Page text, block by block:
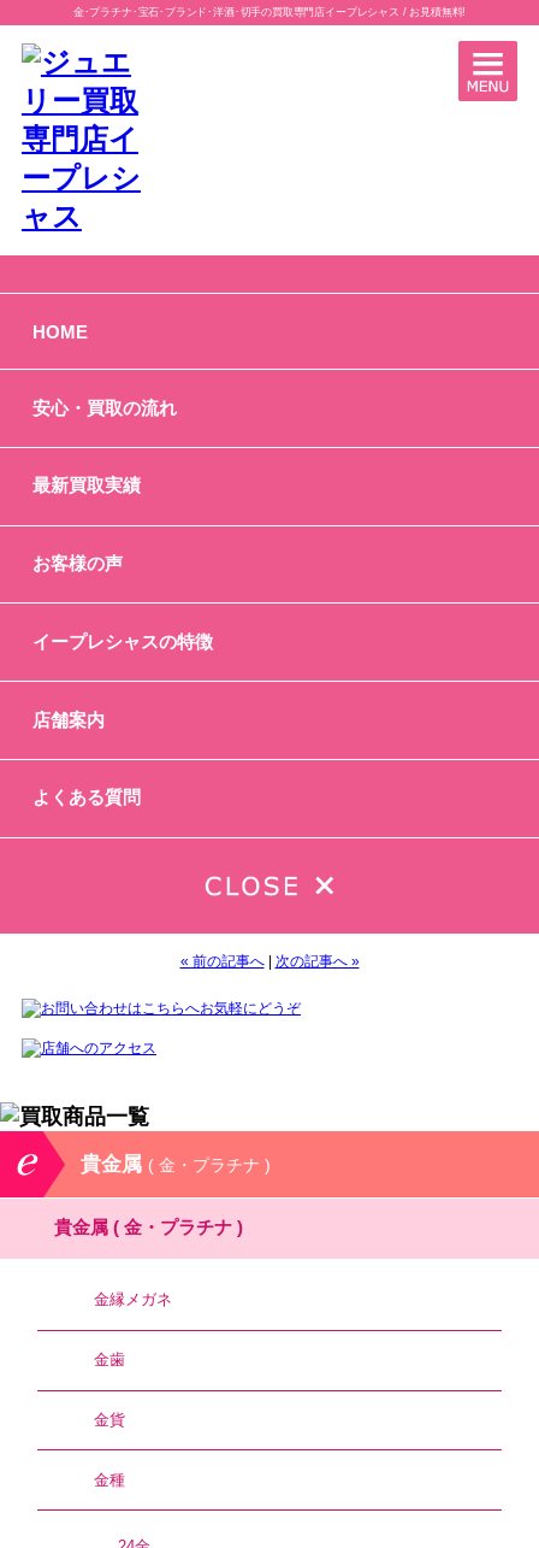
金･プラチナ･宝石･ブランド･洋酒･切手の買取専門店イープレシャス / お見積無料!
HOME
安心・買取の流れ
最新買取実績
お客様の声
イープレシャスの特徴
店舗案内
よくある質問
素敵なデザインのトップ買取りさせていただきました
1点から査定無料
イープレシャス高岡店
« 前の記事へ| 次の記事へ »
貴金属 ( 金・プラチナ )
貴金属 ( 金・プラチナ )
金縁メガネ
金歯
金貨
金種